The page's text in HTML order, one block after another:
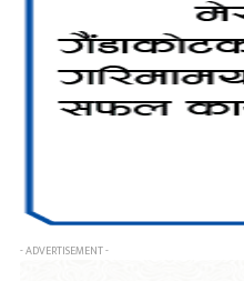
- ADVERTISEMENT -